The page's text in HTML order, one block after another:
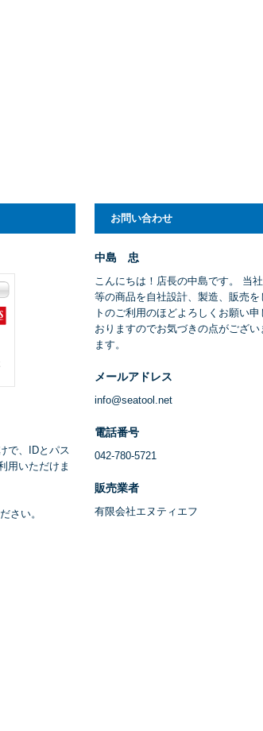
で、IDとパス
用いただけま
さい。
お問い合わせ
中島 忠
こんにちは！店長の中島です。 当
等の商品を自社設計、製造、販売
トのご利用のほどよろしくお願い
おりますのでお気づきの点がござ
ます。
メールアドレス
info@seatool.net
電話番号
042-780-5721
販売業者
有限会社エヌティエフ